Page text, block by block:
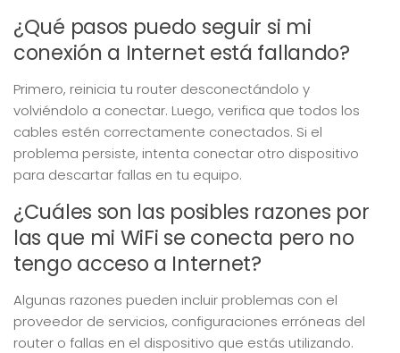
¿Qué pasos puedo seguir si mi
conexión a Internet está fallando?
Primero, reinicia tu router desconectándolo y
volviéndolo a conectar. Luego, verifica que todos los
cables estén correctamente conectados. Si el
problema persiste, intenta conectar otro dispositivo
para descartar fallas en tu equipo.
¿Cuáles son las posibles razones por
las que mi WiFi se conecta pero no
tengo acceso a Internet?
Algunas razones pueden incluir problemas con el
proveedor de servicios, configuraciones erróneas del
router o fallas en el dispositivo que estás utilizando.